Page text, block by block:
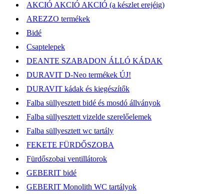
AKCIÓ AKCIÓ AKCIÓ (a készlet erejéig)
AREZZO termékek
Bidé
Csaptelepek
DEANTE SZABADON ÁLLÓ KÁDAK
DURAVIT D-Neo termékek ÚJ!
DURAVIT kádak és kiegészítők
Falba süllyesztett bidé és mosdó állványok
Falba süllyesztett vizelde szerelőelemek
Falba süllyesztett wc tartály
FEKETE FÜRDŐSZOBA
Fürdőszobai ventillátorok
GEBERIT bidé
GEBERIT Monolith WC tartályok